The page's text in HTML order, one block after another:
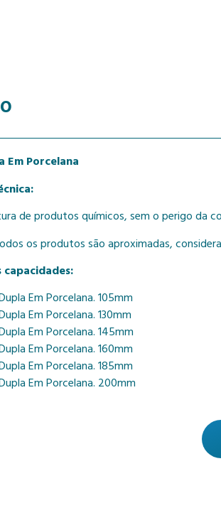
Em Porcelana
de produtos químicos, sem o perigo da
os produtos são aproximadas,
capacidades:
Em Porcelana. 105mm
Em Porcelana. 130mm
Em Porcelana. 145mm
Em Porcelana. 160mm
Em Porcelana. 185mm
Em Porcelana. 200mm